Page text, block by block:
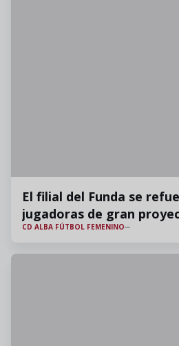
El filial del Funda se
jugadoras de gran
CD ALBA FÚTBOL FEMENINO